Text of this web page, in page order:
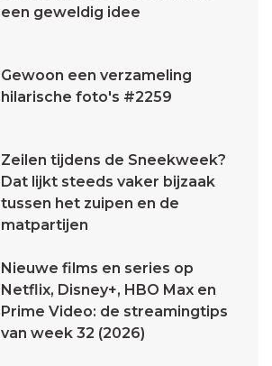
een geweldig idee
Gewoon een verzameling
hilarische foto's #2259
Zeilen tijdens de Sneekweek?
Dat lijkt steeds vaker bijzaak
tussen het zuipen en de
matpartijen
Nieuwe films en series op
Netflix, Disney+, HBO Max en
Prime Video: de streamingtips
van week 32 (2026)